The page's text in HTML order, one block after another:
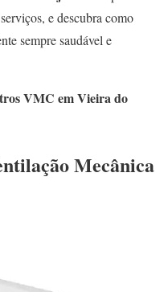
e descubra como
sempre saudável e
VMC em Vieira do
Mecânica